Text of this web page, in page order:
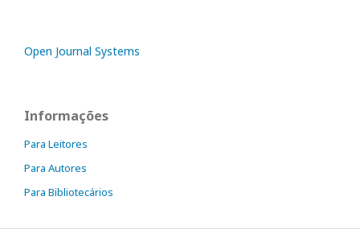
Open Journal Systems
Informações
Para Leitores
Para Autores
Para Bibliotecários